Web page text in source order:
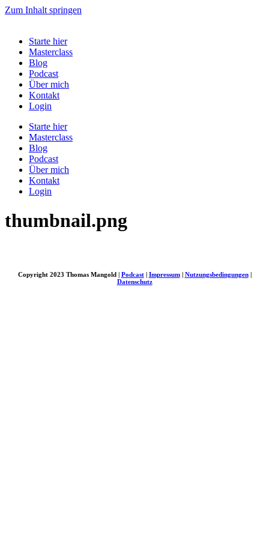
Zum Inhalt springen
Starte hier
Masterclass
Blog
Podcast
Über mich
Kontakt
Login
Starte hier
Masterclass
Blog
Podcast
Über mich
Kontakt
Login
thumbnail.png
Copyright 2023 Thomas Mangold | Podcast| Impressum| Nutzungsbedingungen|
Datenschutz